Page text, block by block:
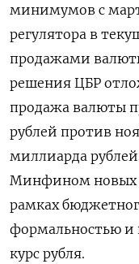
минимумов с
регулятора в
продажами
решения ЦБР
продажа валюты
рублей против
миллиарда
Минфином новых
рамках
формальностью и
курс рубля.